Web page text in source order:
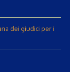
dei giudici per i